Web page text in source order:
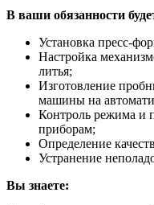
В ваши обязанности
Установка пресс-
Настройка
литья;
Изготовление
машины на
Контроль режима и
приборам;
Определение
Устранение
Вы знаете: